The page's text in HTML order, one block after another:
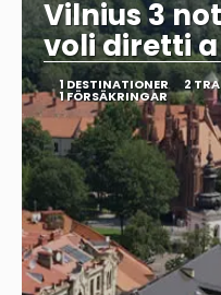
Vilnius 3
voli diretti
1 DESTINATIONER 2
1 FÖRSÄKRINGAR